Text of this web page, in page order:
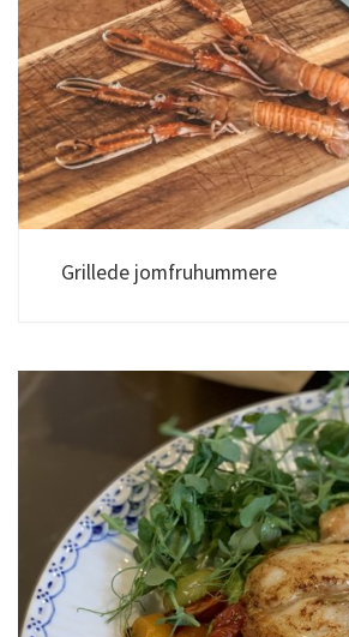
Grillede jomfruhummere